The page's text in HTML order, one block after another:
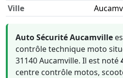
Informations clés sur Auto
Ville
Auto Sécurité Aucamville
contrôle technique moto
31140 Aucamville. Il est noté
centre contrôle motos,